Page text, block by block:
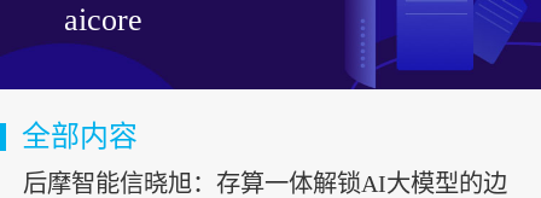
aicore
全部内容
后摩智能信晓旭：存算一体解锁AI大模型的边